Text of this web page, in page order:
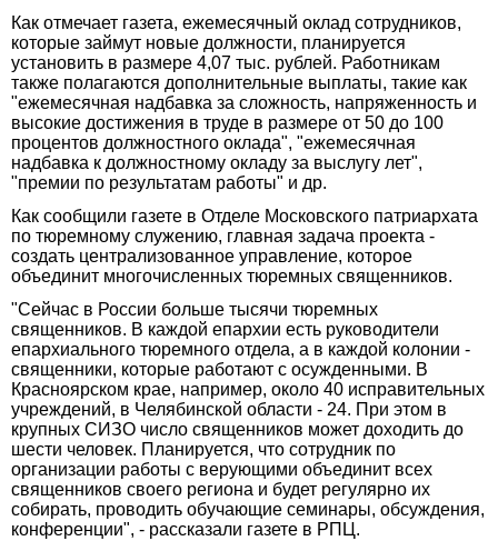
Как отмечает газета, ежемесячный оклад сотрудников,
которые займут новые должности, планируется
установить в размере 4,07 тыс. рублей. Работникам
также полагаются дополнительные выплаты, такие как
"ежемесячная надбавка за сложность, напряженность и
высокие достижения в труде в размере от 50 до 100
процентов должностного оклада", "ежемесячная
надбавка к должностному окладу за выслугу лет",
"премии по результатам работы" и др.
Как сообщили газете в Отделе Московского патриархата
по тюремному служению, главная задача проекта -
создать централизованное управление, которое
объединит многочисленных тюремных священников.
"Сейчас в России больше тысячи тюремных
священников. В каждой епархии есть руководители
епархиального тюремного отдела, а в каждой колонии -
священники, которые работают с осужденными. В
Красноярском крае, например, около 40 исправительных
учреждений, в Челябинской области - 24. При этом в
крупных СИЗО число священников может доходить до
шести человек. Планируется, что сотрудник по
организации работы с верующими объединит всех
священников своего региона и будет регулярно их
собирать, проводить обучающие семинары, обсуждения,
конференции", - рассказали газете в РПЦ.